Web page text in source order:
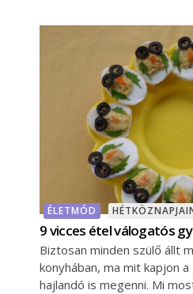
ÉLETMÓD
9 vicces étel válogatós
Biztosan minden szülő állt
konyhában, ma mit kapjon
hajlandó is megenni. Mi